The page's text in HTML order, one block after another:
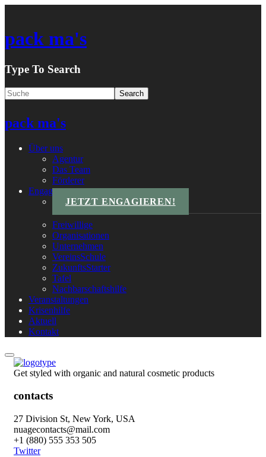
pack ma's
Type To Search
pack ma's
Über uns
Agentur
Das Team
Förderer
Engagements
JETZT ENGAGIEREN!
Freiwillige
Organisationen
Unternehmen
VereinsSchule
ZukunftsStarter
Tafel
Nachbarschaftshilfe
Veranstaltungen
Krisenhilfe
Aktuell
Kontakt
Get styled with organic and natural cosmetic products
contacts
27 Division St, New York, USA
nuagecontacts@mail.com
+1 (880) 555 353 505
Twitter